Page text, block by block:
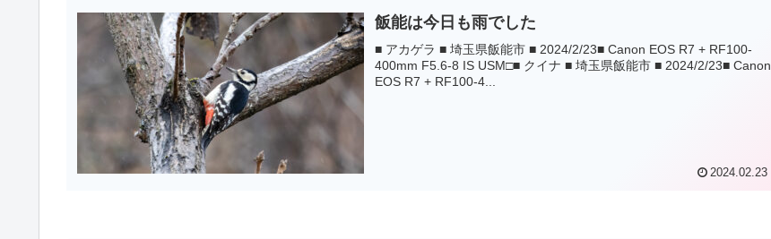
飯能は今日も雨でした
■ アカゲラ ■ 埼玉県飯能市 ■ 2024/2/23■ Canon EOS R7 + RF100-
400mm F5.6-8 IS USM□■ クイナ ■ 埼玉県飯能市 ■ 2024/2/23■ Canon
EOS R7 + RF100-4...
2024.02.23